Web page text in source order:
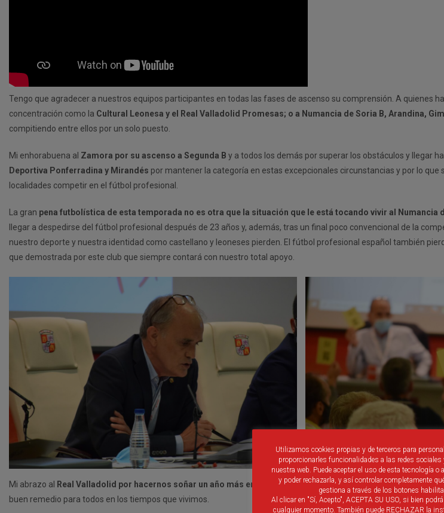
Tengo que agradecer a nuestros equipos participantes en todas las fases de ascenso su comprensión. A quienes
concentración como la Cultural Leonesa y el Real Valladolid Promesas; o a Numancia de Soria B, Arandina,
compitiendo entre ellos por un solo puesto.
Mi enhorabuena al Zamora por su ascenso a Segunda B y a todos los demás por superar los obstáculos y llegar
Deportiva Ponferradina y Mirandés por mantener la categoría en estas excepcionales circunstancias y por lo que
localidades competir en el fútbol profesional.
La gran pena futbolística de esta temporada no es otra que la situación que le está tocando vivir al Numancia
llegar a despedirse del fútbol profesional después de 23 años y, además, tras un final poco convencional de la
nuestro deporte y nuestra identidad como castellano y leoneses pierden. El fútbol profesional español también
que demostrada por este club que siempre contará con nuestro total apoyo.
Mi abrazo al Real Valladolid por hacernos soñar un año más en Primera División. La ilusión de ver al conjunto
buen remedio para todos en los tiempos que vivimos.
Utilizamos cookies propias y de terceros para
proporcionarles funcionalidades a las redes sociales
nuestra web. Puede aceptar el uso de esta tecnología
y poder rechazarla, y así controlar completamente
gestiona a través de los botones
Al clicar en "Sí, Acepto", ACEPTA SU USO, si bien
cualquier momento. También puede RECHAZAR la